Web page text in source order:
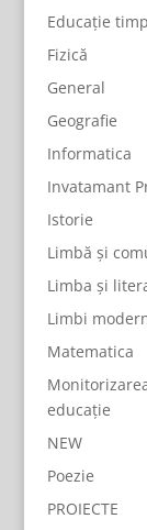
Educație
Fizică
General
Geografie
Informatica
Invatamant
Istorie
Limbă și
Limba și
Limbi
Matematica
educație
NEW
Poezie
PROIECTE